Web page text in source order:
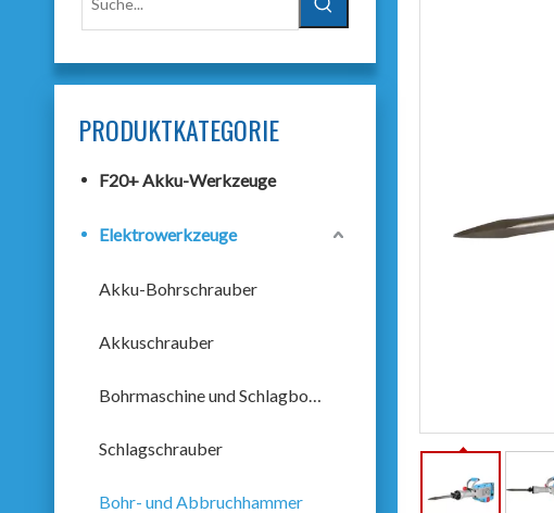
PRODUKTKATEGORIE
F20+ Akku-Werkzeuge
Elektrowerkzeuge
Akku-Bohrschrauber
Akkuschrauber
Bohrmaschine und Schlagbohrmaschine
Schlagschrauber
Bohr- und Abbruchhammer